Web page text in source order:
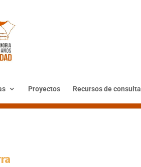
Proyectos Recursos de consulta